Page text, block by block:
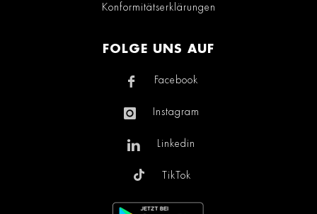
Konformitätserklärungen
FOLGE UNS AUF
Facebook
Instagram
Linkedin
TikTok